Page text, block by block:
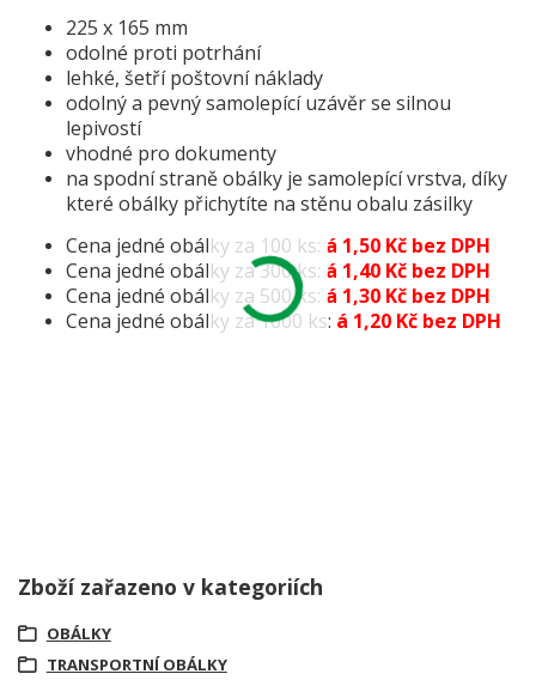
225 x 165 mm
odolné proti potrhání
lehké, šetří poštovní náklady
odolný a pevný samolepící uzávěr se silnou
lepivostí
vhodné pro dokumenty
na spodní straně obálky je samolepící vrstva, díky
které obálky přichytíte na stěnu obalu zásilky
Cena jedné obálky za 100 ks: á 1,50 Kč bez DPH
Cena jedné obálky za 300 ks: á 1,40 Kč bez DPH
Cena jedné obálky za 500 ks: á 1,30 Kč bez DPH
Cena jedné obálky za 1000 ks: á 1,20 Kč bez DPH
Zboží zařazeno v kategoriích
OBÁLKY
TRANSPORTNÍ OBÁLKY